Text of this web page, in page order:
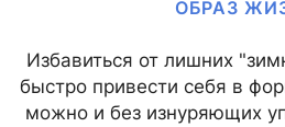
ОБРАЗ
Избавиться от лишних
быстро привести себя в
можно и без изнуряющих